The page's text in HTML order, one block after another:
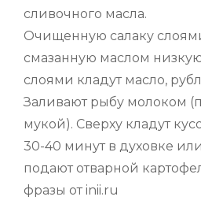
сливочного масла.
Очищенную салаку
смазанную маслом
слоями кладут масло,
Заливают рыбу молоком
мукой). Сверху кладут
30-40 минут в духовке
подают отварной
фразы от inii.ru